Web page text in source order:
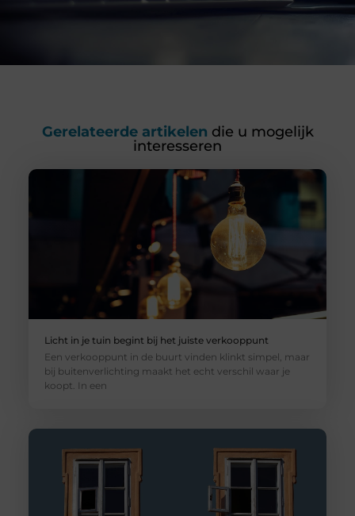
Gerelateerde artikelen die u mogelijk
interesseren
Licht in je tuin begint bij het juiste verkooppunt
Een verkooppunt in de buurt vinden klinkt simpel, maar
bij buitenverlichting maakt het echt verschil waar je
koopt. In een